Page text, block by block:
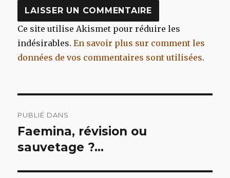
Ce site utilise Akismet pour réduire les
indésirables.En savoir plus sur comment les
données de vos commentaires sont utilisées.
de
l’article
PUBLIÉ DANS
Faemina, révision ou
sauvetage ?…